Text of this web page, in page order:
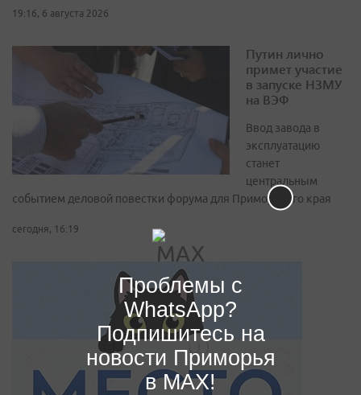
19:16, 6 августа 2026
Путин лично
примет участие
в запуске НЗМУ
на ВЭФ
Ввод завода в
эксплуатацию
станет
центральным
событием деловой повестки форума для Приморского края
сегодня, 16:19
Проблемы с
WhatsApp?
Подпишитесь на
новости Приморья
в MAX!